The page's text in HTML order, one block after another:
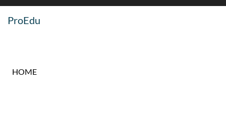
ProEdu
HOME